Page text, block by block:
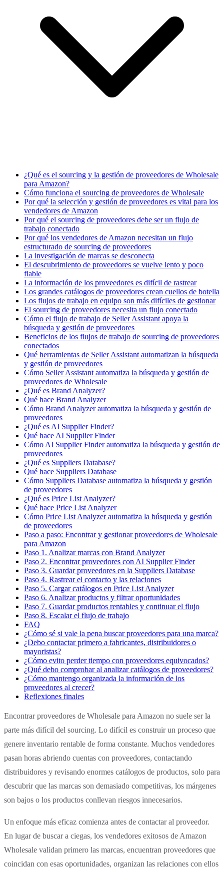
¿Qué es el sourcing y la gestión de proveedores de Wholesale
para Amazon?
Cómo funciona el sourcing de proveedores de Wholesale
Por qué la selección y gestión de proveedores es vital para los
vendedores de Amazon
Por qué el sourcing de proveedores debe ser un flujo de
trabajo conectado
Por qué los vendedores de Amazon necesitan un flujo
estructurado de sourcing de proveedores
La investigación de marcas se desconecta
El descubrimiento de proveedores se vuelve lento y poco
fiable
La información de los proveedores es difícil de rastrear
Los grandes catálogos de proveedores crean cuellos de botella
Los flujos de trabajo en equipo son más difíciles de gestionar
El sourcing de proveedores necesita un flujo conectado
Cómo el flujo de trabajo de Seller Assistant apoya la
búsqueda y gestión de proveedores
Beneficios de los flujos de trabajo de sourcing de proveedores
conectados
Qué herramientas de Seller Assistant automatizan la búsqueda
y gestión de proveedores
Cómo Seller Assistant automatiza la búsqueda y gestión de
proveedores de Wholesale
¿Qué es Brand Analyzer?
Qué hace Brand Analyzer
Cómo Brand Analyzer automatiza la búsqueda y gestión de
proveedores
¿Qué es AI Supplier Finder?
Qué hace AI Supplier Finder
Cómo AI Supplier Finder automatiza la búsqueda y gestión de
proveedores
¿Qué es Suppliers Database?
Qué hace Suppliers Database
Cómo Suppliers Database automatiza la búsqueda y gestión
de proveedores
¿Qué es Price List Analyzer?
Qué hace Price List Analyzer
Cómo Price List Analyzer automatiza la búsqueda y gestión
de proveedores
Paso a paso: Encontrar y gestionar proveedores de Wholesale
para Amazon
Paso 1. Analizar marcas con Brand Analyzer
Paso 2. Encontrar proveedores con AI Supplier Finder
Paso 3. Guardar proveedores en la Suppliers Database
Paso 4. Rastrear el contacto y las relaciones
Paso 5. Cargar catálogos en Price List Analyzer
Paso 6. Analizar productos y filtrar oportunidades
Paso 7. Guardar productos rentables y continuar el flujo
Paso 8. Escalar el flujo de trabajo
FAQ
¿Cómo sé si vale la pena buscar proveedores para una marca?
¿Debo contactar primero a fabricantes, distribuidores o
mayoristas?
¿Cómo evito perder tiempo con proveedores equivocados?
¿Qué debo comprobar al analizar catálogos de proveedores?
¿Cómo mantengo organizada la información de los
proveedores al crecer?
Reflexiones finales
Encontrar proveedores de Wholesale para Amazon no suele ser la
parte más difícil del sourcing. Lo difícil es construir un proceso que
genere inventario rentable de forma constante. Muchos vendedores
pasan horas abriendo cuentas con proveedores, contactando
distribuidores y revisando enormes catálogos de productos, solo para
descubrir que las marcas son demasiado competitivas, los márgenes
son bajos o los productos conllevan riesgos innecesarios.
Un enfoque más eficaz comienza antes de contactar al proveedor.
En lugar de buscar a ciegas, los vendedores exitosos de Amazon
Wholesale validan primero las marcas, encuentran proveedores que
coincidan con esas oportunidades, organizan las relaciones con ellos